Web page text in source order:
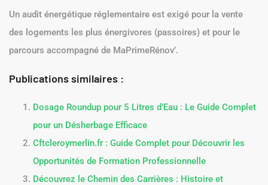
Un audit énergétique réglementaire est exigé pour la vente
des logements les plus énergivores (passoires) et pour le
parcours accompagné de MaPrimeRénov’.
Publications similaires :
Dosage Roundup pour 5 Litres d’Eau : Le Guide Complet
pour un Désherbage Efficace
Cftcleroymerlin.fr : Guide Complet pour Découvrir les
Opportunités de Formation Professionnelle
Découvrez le Chemin des Carrières : Histoire et